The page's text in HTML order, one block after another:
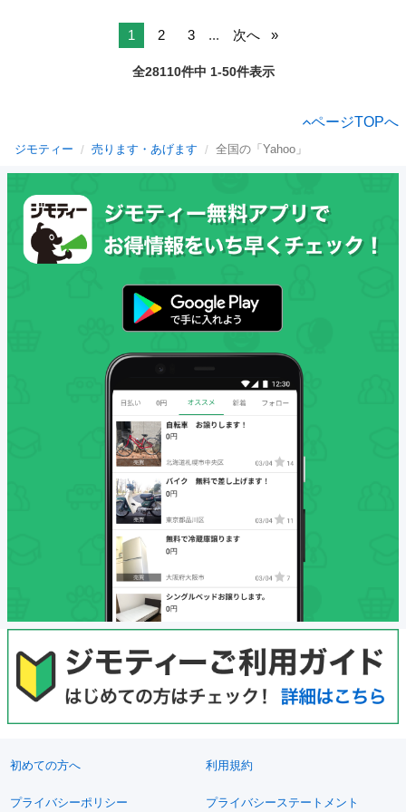
1 2 3 ... 次へ
全28110件中 1-50件表示
ページTOPへ
ジモティー 売ります・あげます 全国の「Yahoo」
初めての方へ 利用規約
プライバシーポリシー プライバシーステートメント